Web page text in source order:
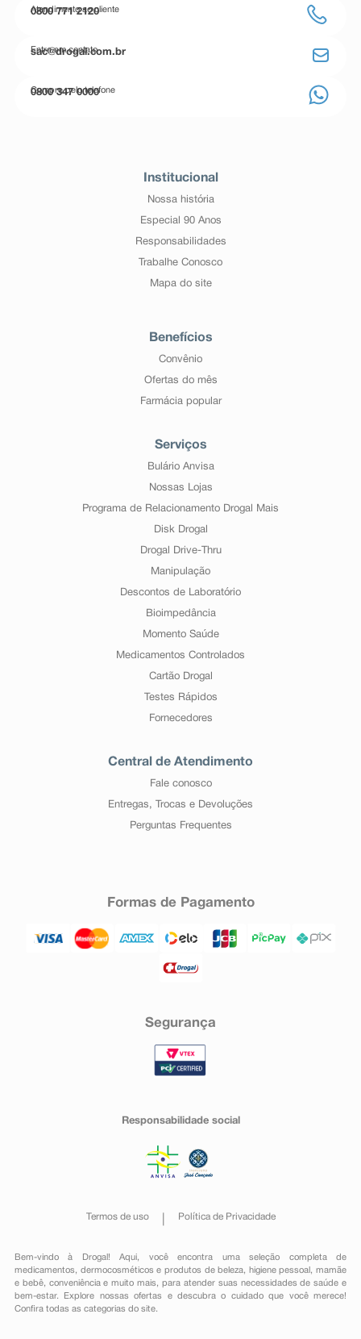
Atendimento ao cliente
0800 771 2120
Entre em contato
sac@drogal.com.br
Compre pelo telefone
0800 347 0000
Institucional
Nossa história
Especial 90 Anos
Responsabilidades
Trabalhe Conosco
Mapa do site
Benefícios
Convênio
Ofertas do mês
Farmácia popular
Serviços
Bulário Anvisa
Nossas Lojas
Programa de Relacionamento Drogal Mais
Disk Drogal
Drogal Drive-Thru
Manipulação
Descontos de Laboratório
Bioimpedância
Momento Saúde
Medicamentos Controlados
Cartão Drogal
Testes Rápidos
Fornecedores
Central de Atendimento
Fale conosco
Entregas, Trocas e Devoluções
Perguntas Frequentes
Formas de Pagamento
Segurança
Responsabilidade social
Termos de uso Política de Privacidade
Bem-vindo à Drogal! Aqui, você encontra uma seleção completa de
medicamentos , dermocosméticos e produtos de beleza, higiene pessoal ,mamãe
e bebê, conveniênciae muito mais, para atender suas necessidades de saúde e
bem-estar. Explore nossas ofertas e descubra o cuidado que você merece!
Confira todas as categorias do site.